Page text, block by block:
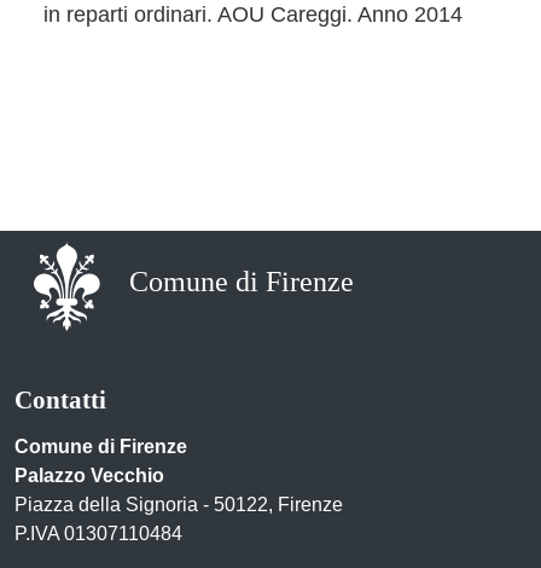
in reparti ordinari. AOU Careggi. Anno 2014
Comune di Firenze
Contatti
Comune di Firenze
Palazzo Vecchio
Piazza della Signoria - 50122, Firenze
P.IVA 01307110484